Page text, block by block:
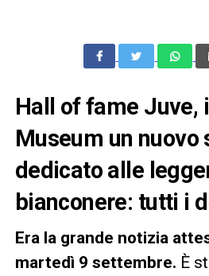
Hall of fame Juve,
Museum un nuovo
dedicato alle
bianconere: tutti i
Era la grande notizia
martedì 9 settembre. È